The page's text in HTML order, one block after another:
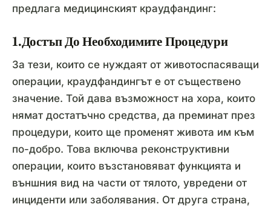
предлага медицинският краудфандинг:
1.Достъп До Необходимите Процедури
За тези, които се нуждаят от животоспасяващи
операции, краудфандингът е от съществено
значение. Той дава възможност на хора, които
нямат достатъчно средства, да преминат през
процедури, които ще променят живота им към
по-добро. Това включва реконструктивни
операции, които възстановяват функцията и
външния вид на части от тялото, увредени от
инциденти или заболявания. От друга страна,